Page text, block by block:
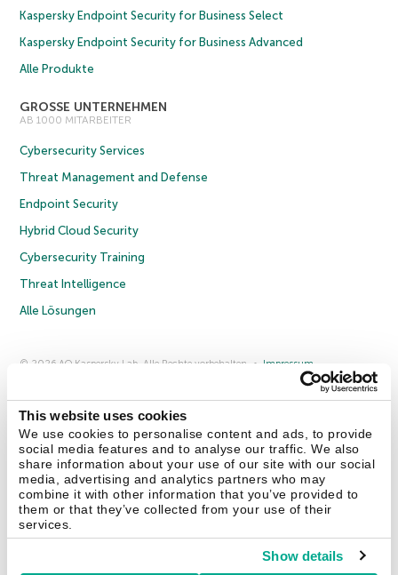
This website uses cookies
We use cookies to personalise content and ads, to provide
social media features and to analyse our traffic. We also
share information about your use of our site with our social
media, advertising and analytics partners who may
combine it with other information that you’ve provided to
them or that they’ve collected from your use of their
services.
Show details
Kaspersky Endpoint Security for Business Select
Kaspersky Endpoint Security for Business Advanced
Alle Produkte
GROSSE UNTERNEHMEN
AB 1000 MITARBEITER
Cybersecurity Services
Threat Management and Defense
Endpoint Security
Hybrid Cloud Security
Cybersecurity Training
Threat Intelligence
Alle Lösungen
© 2026 AO Kaspersky Lab. Alle Rechte vorbehalten.
Impressum
Lizenzvereinbarung B2B
Anmeldung zum Newsletter für B2B-Vertriebspartner
Kontakt Über uns Partner Blog
Weitere Informationen
Pressemitteilungen
Securelist Eugene Personal Blog Enzyklopädie